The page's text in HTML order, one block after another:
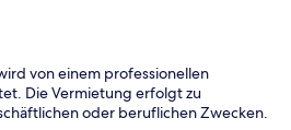
von einem professionellen
Die Vermietung erfolgt zu
oder beruflichen Zwecken.